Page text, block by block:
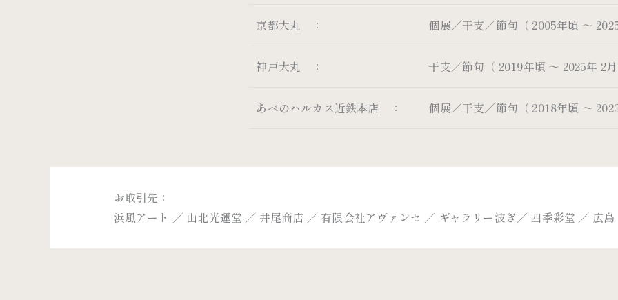
京都大丸 ： 個展／干支／節句（ 2005年頃 ～
神戸大丸 ： 干支／節句（ 2019年頃 ～ 2025年 2
あべのハルカス近鉄本店 ： 個展／干支／節句（ 2018年頃 ～
お取引先：
浜風アート ／ 山北光運堂 ／ 井尾商店 ／ 有限会社アヴァンセ ／ ギャラリー波ぎ／ 四季彩堂 ／ 広